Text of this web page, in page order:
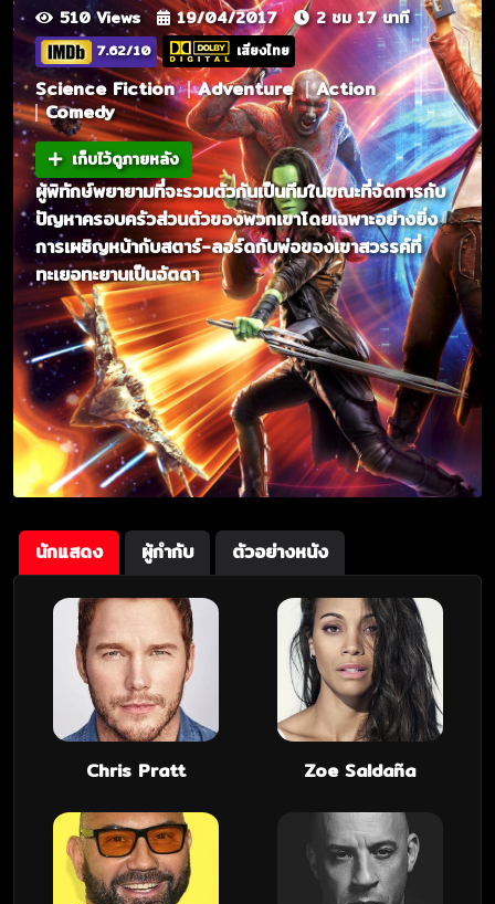
510 Views 19/04/2017 2 ชม 17 นาที
7.62/10 เสียงไทย
Science Fiction Adventure
Action
Comedy
เก็บไว้ดูภายหลัง
ผู้พิทักษ์พยายามที่จะรวมตัวกันเป็นทีมในขณะที่จัดการกับ
ปัญหาครอบครัวส่วนตัวของพวกเขาโดยเฉพาะอย่างยิ่ง
การเผชิญหน้ากับสตาร์-ลอร์ดกับพ่อของเขาสวรรค์ที่
ทะเยอทะยานเป็นอัตตา
นักแสดง ผู้กำกับ ตัวอย่างหนัง
Chris Pratt Zoe Saldaña